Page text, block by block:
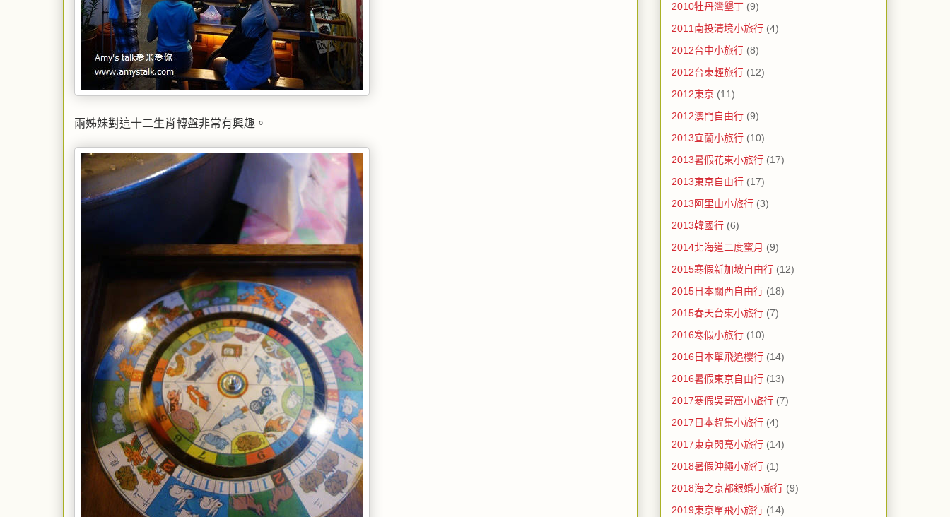
兩姊妹對這十二生肖轉盤非常有興趣。
2010牡丹灣墾丁 (9)
2011南投清境小旅行 (4)
2012台中小旅行 (8)
2012台東輕旅行 (12)
2012東京 (11)
2012澳門自由行 (9)
2013宜蘭小旅行 (10)
2013暑假花東小旅行 (17)
2013東京自由行 (17)
2013阿里山小旅行 (3)
2013韓國行 (6)
2014北海道二度蜜月 (9)
2015寒假新加坡自由行 (12)
2015日本關西自由行 (18)
2015春天台東小旅行 (7)
2016寒假小旅行 (10)
2016日本單飛追櫻行 (14)
2016暑假東京自由行 (13)
2017寒假吳哥窟小旅行 (7)
2017日本趕集小旅行 (4)
2017東京閃亮小旅行 (14)
2018暑假沖繩小旅行 (1)
2018海之京都銀婚小旅行 (9)
2019東京單飛小旅行 (14)